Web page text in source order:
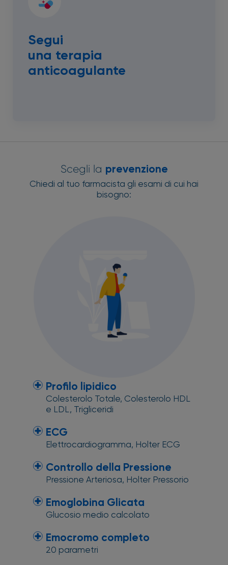
Segui
una terapia
anticoagulante
Scegli la prevenzione
Chiedi al tuo farmacista gli esami di cui hai
bisogno:
Profilo lipidico
Colesterolo Totale, Colesterolo HDL
e LDL, Trigliceridi
ECG
Elettrocardiogramma, Holter ECG
Controllo della Pressione
Pressione Arteriosa, Holter Pressorio
Emoglobina Glicata
Glucosio medio calcolato
Emocromo completo
20 parametri